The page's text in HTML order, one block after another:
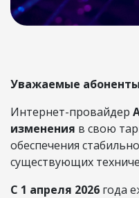
Уважаемые
Интернет-провайдер
изменения в свою
обеспечения
существующих
С 1 апреля 2026 года